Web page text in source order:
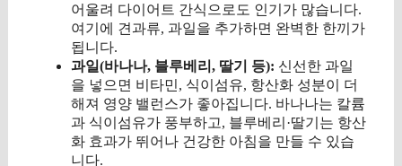
어울려 다이어트 간식으로도 인기가 많습니다.
여기에 견과류, 과일을 추가하면 완벽한 한끼가
됩니다.
과일(바나나, 블루베리, 딸기 등): 신선한 과일
을 넣으면 비타민, 식이섬유, 항산화 성분이 더
해져 영양 밸런스가 좋아집니다. 바나나는 칼륨
과 식이섬유가 풍부하고, 블루베리·딸기는 항산
화 효과가 뛰어나 건강한 아침을 만들 수 있습
니다.